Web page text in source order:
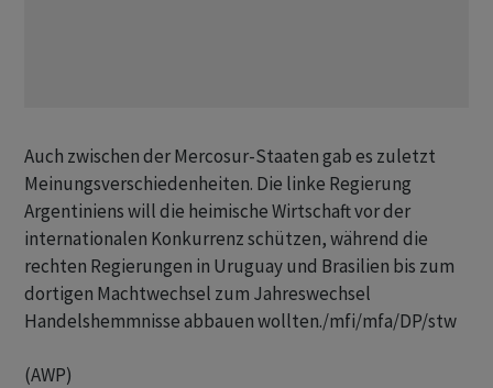
Auch zwischen der Mercosur-Staaten gab es zuletzt
Meinungsverschiedenheiten. Die linke Regierung
Argentiniens will die heimische Wirtschaft vor der
internationalen Konkurrenz schützen, während die
rechten Regierungen in Uruguay und Brasilien bis zum
dortigen Machtwechsel zum Jahreswechsel
Handelshemmnisse abbauen wollten./mfi/mfa/DP/stw
(AWP)